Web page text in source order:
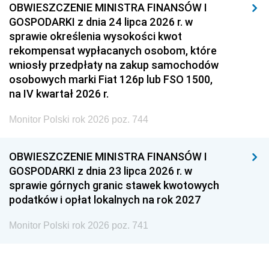
OBWIESZCZENIE MINISTRA FINANSÓW I
GOSPODARKI z dnia 24 lipca 2026 r. w
sprawie określenia wysokości kwot
rekompensat wypłacanych osobom, które
wniosły przedpłaty na zakup samochodów
osobowych marki Fiat 126p lub FSO 1500,
na IV kwartał 2026 r.
Monitor Polski rok 2026 poz. 744
OBWIESZCZENIE MINISTRA FINANSÓW I
GOSPODARKI z dnia 23 lipca 2026 r. w
sprawie górnych granic stawek kwotowych
podatków i opłat lokalnych na rok 2027
Monitor Polski rok 2026 poz. 741